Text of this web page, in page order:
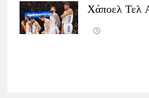
Χάποελ Τελ